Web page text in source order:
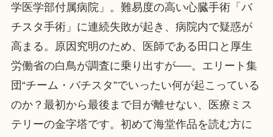
学医学部付属病院」。難易度の高い心臓手術「バ
チスタ手術」に連続失敗が起き、病院内で疑惑が
高まる。原因究明のため、医師である田口と厚生
労働省の白鳥が調査に乗り出すが──。エリート集
団“チーム・バチスタ”でいったい何が起こっている
のか？最初から最後まで目が離せない、医療ミス
テリーの金字塔です。初めて海堂作品を読む方に